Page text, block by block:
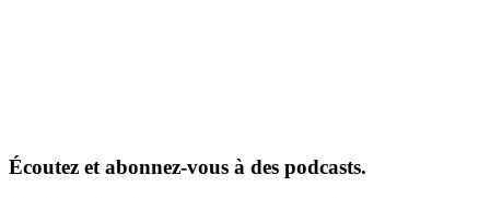
Écoutez et abonnez-vous à des podcasts.